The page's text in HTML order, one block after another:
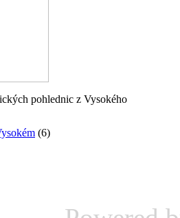
pohlednic z Vysokého
(6)